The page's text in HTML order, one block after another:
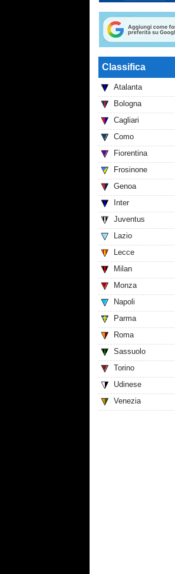
Classifica
Atalanta
Bologna
Cagliari
Como
Fiorentina
Frosinone
Genoa
Inter
Juventus
Lazio
Lecce
Milan
Monza
Napoli
Parma
Roma
Sassuolo
Torino
Udinese
Venezia